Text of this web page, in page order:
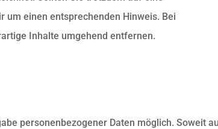
einen entsprechenden Hinweis. Bei
Inhalte umgehend entfernen.
personenbezogener Daten möglich. Soweit